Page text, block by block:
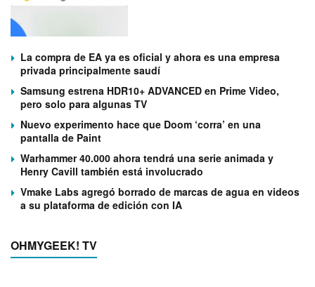
La compra de EA ya es oficial y ahora es una empresa
privada principalmente saudí
Samsung estrena HDR10+ ADVANCED en Prime Video,
pero solo para algunas TV
Nuevo experimento hace que Doom ‘corra’ en una
pantalla de Paint
Warhammer 40.000 ahora tendrá una serie animada y
Henry Cavill también está involucrado
Vmake Labs agregó borrado de marcas de agua en videos
a su plataforma de edición con IA
OHMYGEEK! TV